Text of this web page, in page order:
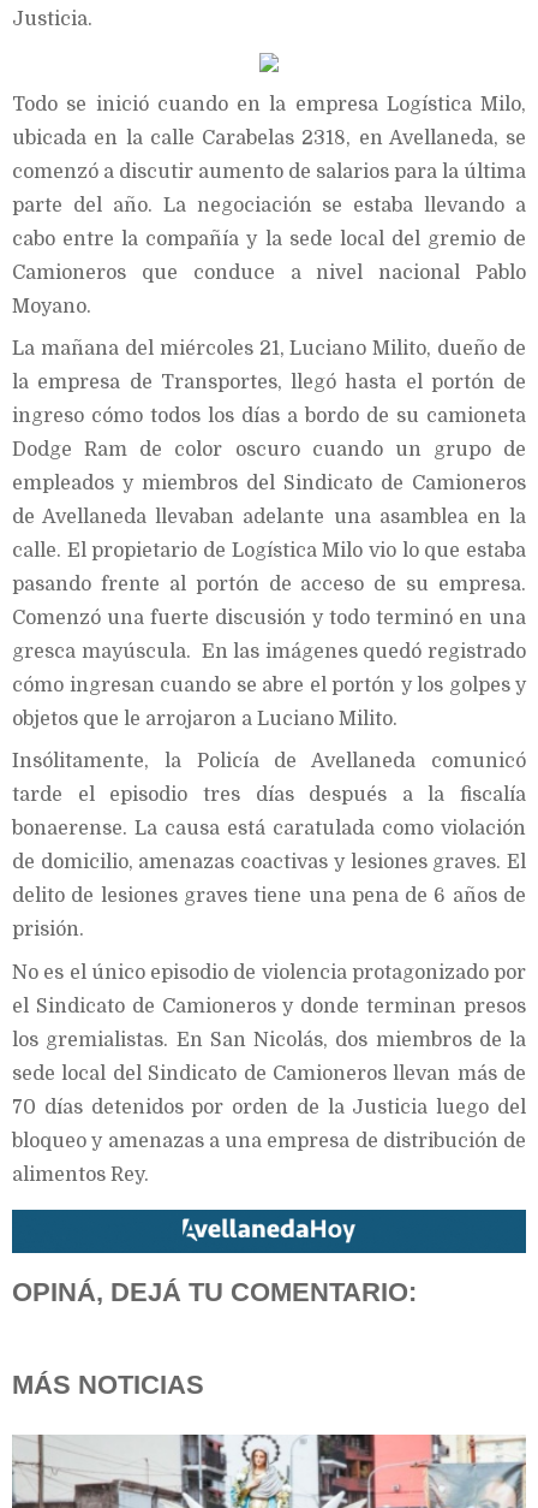
Justicia.
Todo se inició cuando en la empresa Logística Milo,
ubicada en la calle Carabelas 2318, en Avellaneda, se
comenzó a discutir aumento de salarios para la última
parte del año. La negociación se estaba llevando a
cabo entre la compañía y la sede local del gremio de
Camioneros que conduce a nivel nacional Pablo
Moyano.
La mañana del miércoles 21, Luciano Milito, dueño de
la empresa de Transportes, llegó hasta el portón de
ingreso cómo todos los días a bordo de su camioneta
Dodge Ram de color oscuro cuando un grupo de
empleados y miembros del Sindicato de Camioneros
de Avellaneda llevaban adelante una asamblea en la
calle. El propietario de Logística Milo vio lo que estaba
pasando frente al portón de acceso de su empresa.
Comenzó una fuerte discusión y todo terminó en una
gresca mayúscula. En las imágenes quedó registrado
cómo ingresan cuando se abre el portón y los golpes y
objetos que le arrojaron a Luciano Milito.
Insólitamente, la Policía de Avellaneda comunicó
tarde el episodio tres días después a la fiscalía
bonaerense. La causa está caratulada como violación
de domicilio, amenazas coactivas y lesiones graves. El
delito de lesiones graves tiene una pena de 6 años de
prisión.
No es el único episodio de violencia protagonizado por
el Sindicato de Camioneros y donde terminan presos
los gremialistas. En San Nicolás, dos miembros de la
sede local del Sindicato de Camioneros llevan más de
70 días detenidos por orden de la Justicia luego del
bloqueo y amenazas a una empresa de distribución de
alimentos Rey.
OPINÁ, DEJÁ TU COMENTARIO:
MÁS NOTICIAS